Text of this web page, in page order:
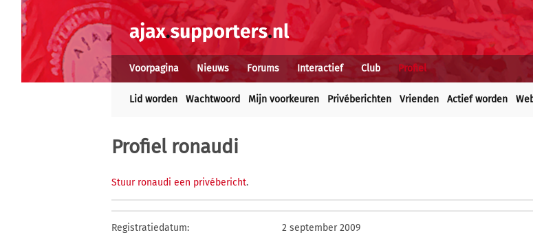
Voorpagina Nieuws Forums Interactief Club Profiel
Lid worden Wachtwoord Mijn voorkeuren Privéberichten Vrienden Actief worden
Profiel ronaudi
Stuur ronaudi een privébericht.
Registratiedatum: 2 september 2009